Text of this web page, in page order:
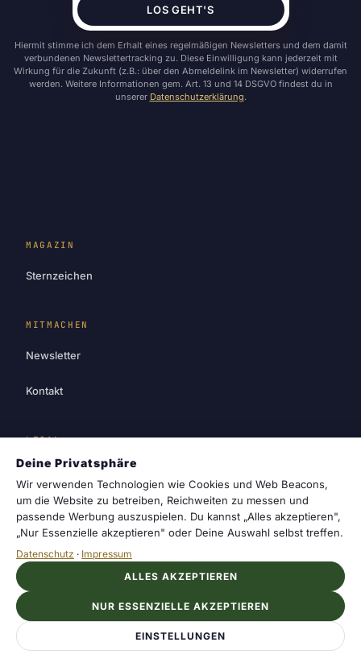
LOS GEHT'S
Hiermit stimme ich dem Erhalt eines regelmäßigen Newsletters und dem damit
verbundenen Newslettertracking zu. Diese Einwilligung kann jederzeit mit
Wirkung für die Zukunft (z.B.: über den Abmeldelink im Newsletter) widerrufen
werden. Weitere Informationen gem. Art. 13 und 14 DSGVO findest du in
unserer Datenschutzerklärung.
MAGAZIN
Sternzeichen
MITMACHEN
Newsletter
Kontakt
LEGAL
Impressum
Datenschutz
Cookie-Einstellungen
cosmotrail
Deine Privatsphäre
Wir verwenden Technologien wie Cookies und Web Beacons,
um die Website zu betreiben, Reichweiten zu messen und
passende Werbung auszuspielen. Du kannst „Alles akzeptieren",
„Nur Essenzielle akzeptieren" oder Deine Auswahl selbst treffen.
Datenschutz · Impressum
EINSTELLUNGEN
NUR ESSENZIELLE AKZEPTIEREN
ALLES AKZEPTIEREN